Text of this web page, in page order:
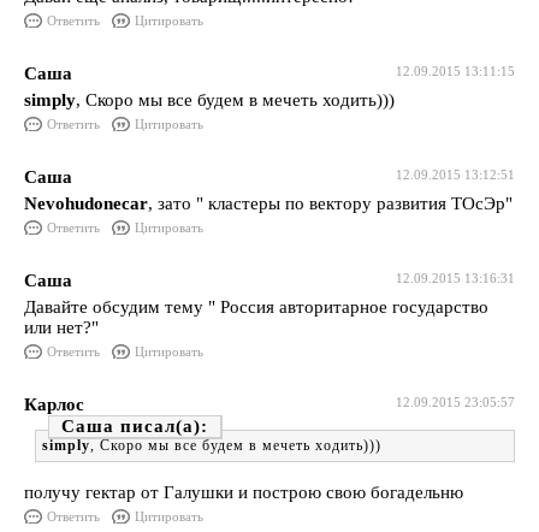
Ответить Цитировать
12.09.2015 13:11:15
Саша
simply, Скоро мы все будем в мечеть ходить)))
Ответить Цитировать
12.09.2015 13:12:51
Саша
Nevohudonecar, зато " кластеры по вектору развития ТОсЭр"
Ответить Цитировать
12.09.2015 13:16:31
Саша
Давайте обсудим тему " Россия авторитарное государство
или нет?"
Ответить Цитировать
12.09.2015 23:05:57
Карлос
Саша
simply, Скоро мы все будем в мечеть ходить)))
получу гектар от Галушки и построю свою богадельню
Ответить Цитировать